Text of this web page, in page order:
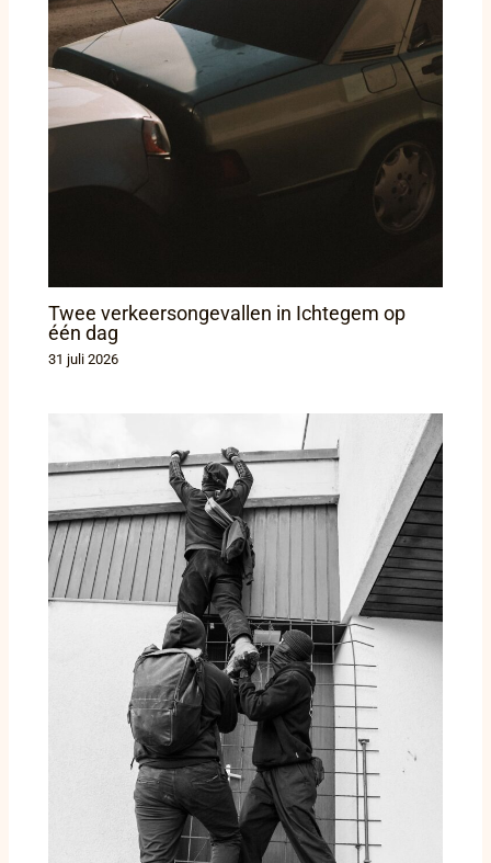
Twee verkeersongevallen in Ichtegem op
één dag
31 juli 2026